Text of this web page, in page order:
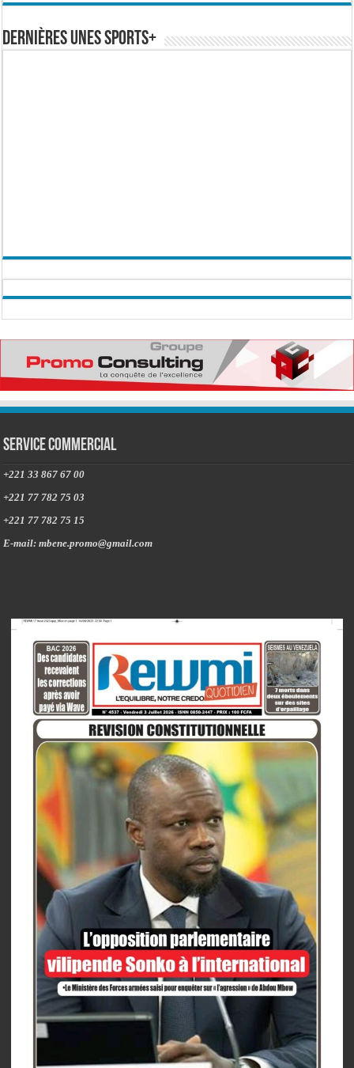
Dernières Unes Sports+
Service commercial
+221 33 867 67 00
+221 77 782 75 03
+221 77 782 75 15
E-mail: mbene.promo@gmail.com